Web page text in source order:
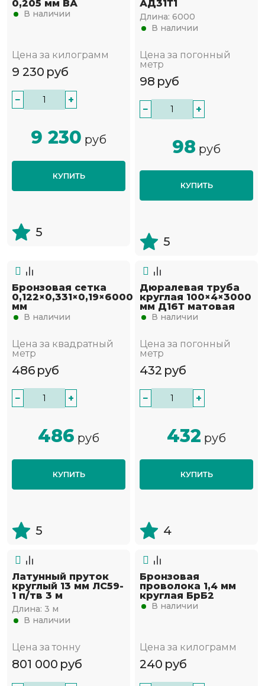
0,205 мм ВА
В наличии
Цена за килограмм
9 230 руб
− +
9 230 руб
КУПИТЬ
5
АД31Т1
Длина: 6000
В наличии
Цена за погонный
метр
98 руб
− +
98 руб
КУПИТЬ
5
Бронзовая сетка
0,122×0,331×0,19×6000
мм
В наличии
Цена за квадратный
метр
486 руб
− +
486 руб
КУПИТЬ
5
Дюралевая труба
круглая 100×4×3000
мм Д16Т матовая
В наличии
Цена за погонный
метр
432 руб
− +
432 руб
КУПИТЬ
4
Латунный пруток
круглый 13 мм ЛС59-
1 п/тв 3 м
Длина: 3 м
В наличии
Цена за тонну
801 000 руб
Бронзовая
проволока 1,4 мм
круглая БрБ2
В наличии
Цена за килограмм
240 руб